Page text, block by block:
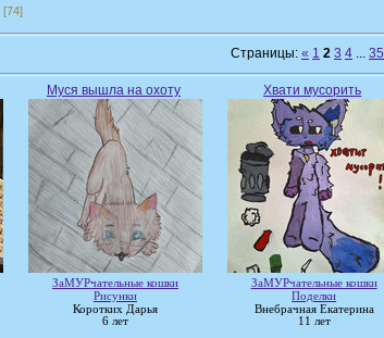
[74]
Страницы: « 1 2 3 4 ... 35
Муся вышла на охоту
ЗаМУРчательные кошки
Рисунки
Коротких Дарья
6 лет
Хвати мусорить
ЗаМУРчательные кошки
Поделки
Внебрачная Екатерина
11 лет